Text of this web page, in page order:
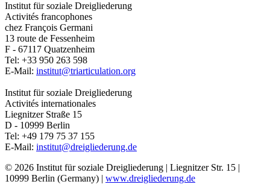
Institut für soziale Dreigliederung
Activités francophones
chez François Germani
13 route de Fessenheim
F - 67117 Quatzenheim
Tel: +33 950 263 598
E-Mail: institut@triarticulation.org
Institut für soziale Dreigliederung
Activités internationales
Liegnitzer Straße 15
D - 10999 Berlin
Tel: +49 179 75 37 155
E-Mail: institut@dreigliederung.de
© 2026 Institut für soziale Dreigliederung | Liegnitzer Str. 15 |
10999 Berlin (Germany) | www.dreigliederung.de